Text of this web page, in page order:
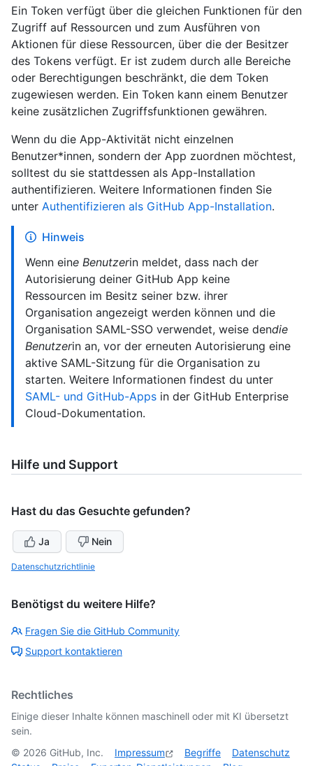
Ein Token verfügt über die gleichen Funktionen für den
Zugriff auf Ressourcen und zum Ausführen von
Aktionen für diese Ressourcen, über die der Besitzer
des Tokens verfügt. Er ist zudem durch alle Bereiche
oder Berechtigungen beschränkt, die dem Token
zugewiesen werden. Ein Token kann einem Benutzer
keine zusätzlichen Zugriffsfunktionen gewähren.
Wenn du die App-Aktivität nicht einzelnen
Benutzer*innen, sondern der App zuordnen möchtest,
solltest du sie stattdessen als App-Installation
authentifizieren. Weitere Informationen finden Sie
unter Authentifizieren als GitHub App-Installation.
Hinweis
Wenn eine Benutzerin meldet, dass nach der
Autorisierung deiner GitHub App keine
Ressourcen im Besitz seiner bzw. ihrer
Organisation angezeigt werden können und die
Organisation SAML-SSO verwendet, weise dendie
Benutzerin an, vor der erneuten Autorisierung eine
aktive SAML-Sitzung für die Organisation zu
starten. Weitere Informationen findest du unter
SAML- und GitHub-Apps in der GitHub Enterprise
Cloud-Dokumentation.
Hilfe und Support
Hast du das Gesuchte gefunden?
Ja Nein
Datenschutzrichtlinie
Benötigst du weitere Hilfe?
Fragen Sie die GitHub Community
Support kontaktieren
Rechtliches
Einige dieser Inhalte können maschinell oder mit KI übersetzt
sein.
© 2026 GitHub, Inc. Impressum Begriffe
Datenschutz